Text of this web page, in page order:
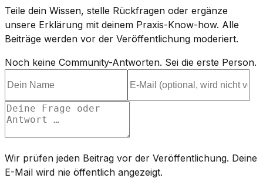
Teile dein Wissen, stelle Rückfragen oder ergänze
unsere Erklärung mit deinem Praxis-Know-how. Alle
Beiträge werden vor der Veröffentlichung moderiert.
Noch keine Community-Antworten. Sei die erste Person.
Wir prüfen jeden Beitrag vor der Veröffentlichung. Deine
E-Mail wird nie öffentlich angezeigt.